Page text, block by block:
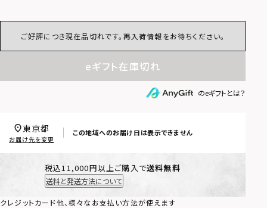
ご好評につき現在品切れです。再入荷情報をお待ちください。
eギフト在庫切れ
のeギフトとは？
この地域へのお届け日は表示できません
東京都
お届け先を変更
税込11,000円以上ご購入で送料無料
送料と発送方法について
クレジットカード他、様々なお支払い方法が使えます